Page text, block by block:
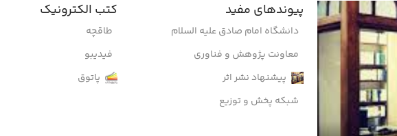
پیوندهای مفید
دانشگاه امام صادق علیه السلام
معاونت پژوهش و فناوری
پیشنهاد نشر اثر
شبکه پخش و توزیع
کتب الکترونیک
طاقچه
فیدیبو
پاتوق